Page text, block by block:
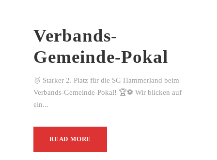
Verbands-
Gemeinde-Pokal
🥈 Starker 2. Platz für die SG Hammerland beim
Verbands-Gemeinde-Pokal! 🏆⚽ Wir blicken auf
ein...
READ MORE